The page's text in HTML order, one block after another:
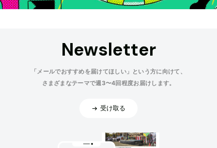
Newsletter
「メールでおすすめを届けてほしい」という方に向けて、
さまざまなテーマで週3〜4回程度お届けします。
受け取る